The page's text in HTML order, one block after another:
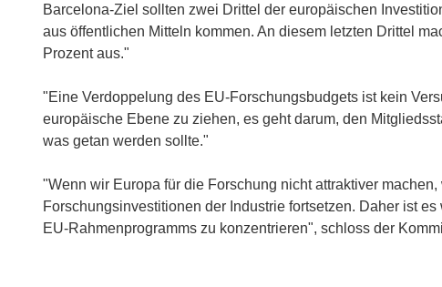
Barcelona-Ziel sollten zwei Drittel der europäischen
aus öffentlichen Mitteln kommen. An diesem letzten Drittel
Prozent aus."
"Eine Verdoppelung des EU-Forschungsbudgets ist kein
europäische Ebene zu ziehen, es geht darum, den
was getan werden sollte."
"Wenn wir Europa für die Forschung nicht attraktiver
Forschungsinvestitionen der Industrie fortsetzen. Daher ist
EU-Rahmenprogramms zu konzentrieren", schloss der